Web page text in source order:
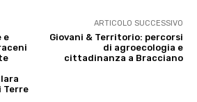
e
Terre
ARTICOLO SUCCESSIVO
Giovani & Territorio: percorsi
di agroecologia e
cittadinanza a Bracciano